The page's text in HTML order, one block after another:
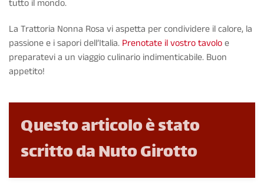
tutto il mondo.
La Trattoria Nonna Rosa vi aspetta per condividere il calore, la
passione e i sapori dell’Italia. Prenotate il vostro tavoloe
preparatevi a un viaggio culinario indimenticabile. Buon
appetito!
Questo articolo è stato
scritto da Nuto Girotto